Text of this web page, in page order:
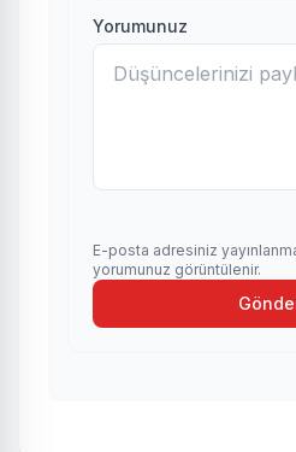
Yorumunuz
E-posta adresiniz
yorumunuz görüntülenir.